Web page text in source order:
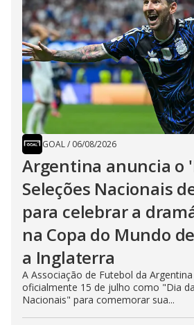
GOAL/ 06/08/2026
Argentina anuncia o
Seleções Nacionais
para celebrar a
na Copa do Mundo
a Inglaterra
A Associação de Futebol da
oficialmente 15 de julho como "Dia
Nacionais" para comemorar sua...